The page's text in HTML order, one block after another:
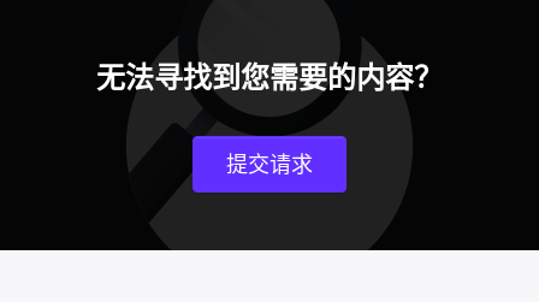
无法寻找到您需要的内容？
提交请求